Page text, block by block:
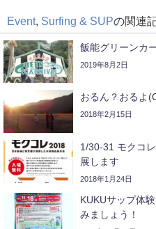
Event, Surfing & SUPの関連
飯能グリーンカ
2019年8月2日
おるん？おるよ
2018年2月15日
1/30-31 モクコ
展します
2018年1月24日
KUKUサップ体
みましょう！